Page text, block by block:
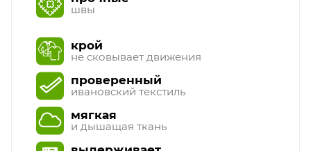
швы
крой
не сковывает движения
проверенный
ивановский текстиль
мягкая
и дышащая ткань